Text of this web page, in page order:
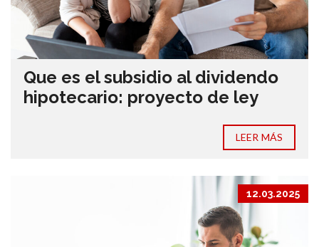
Que es el subsidio al dividendo
hipotecario: proyecto de ley
LEER MÁS
12.03.2025